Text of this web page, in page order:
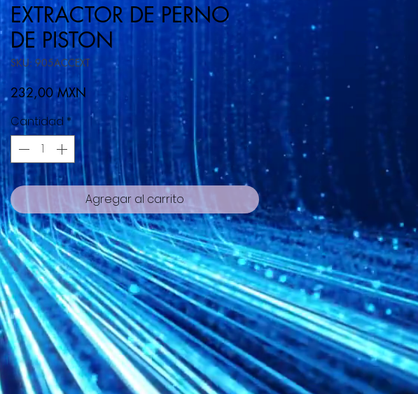
EXTRACTOR DE PERNO
DE PISTON
SKU: 905ACCEXT
232,00 MXN Precio
Cantidad *
Agregar al carrito